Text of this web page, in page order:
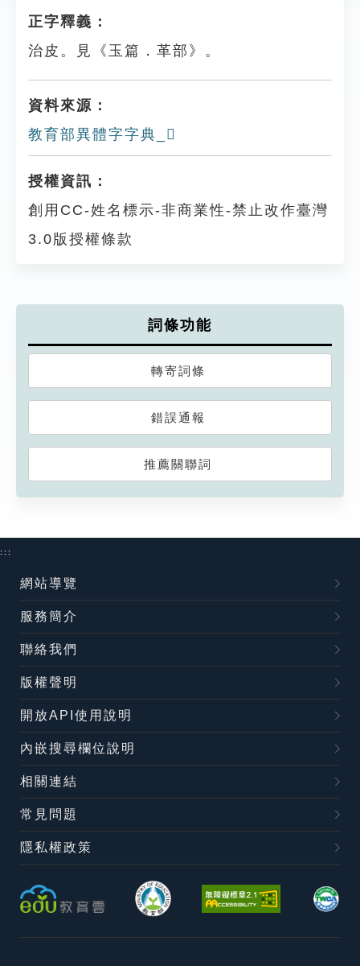
正字釋義：
治皮。見《玉篇．革部》。
資料來源：
教育部異體字字典_𩊑
授權資訊：
創用CC-姓名標示-非商業性-禁止改作臺灣
3.0版授權條款
詞條功能
轉寄詞條
錯誤通報
推薦關聯詞
:::
網站導覽
服務簡介
聯絡我們
版權聲明
開放API使用說明
內嵌搜尋欄位說明
相關連結
常見問題
隱私權政策